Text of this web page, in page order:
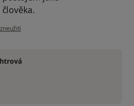
uživatele Váš účet byl odstraněn